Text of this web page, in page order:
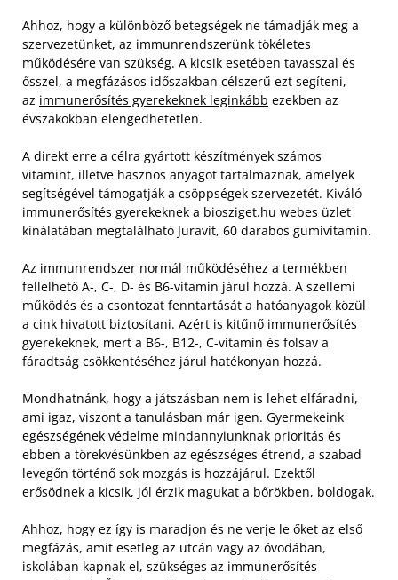
Ahhoz, hogy a különböző betegségek ne támadják meg a
szervezetünket, az immunrendszerünk tökéletes
működésére van szükség. A kicsik esetében tavasszal és
ősszel, a megfázásos időszakban célszerű ezt segíteni,
az immunerősítés gyerekeknek leginkább ezekben az
évszakokban elengedhetetlen.
A direkt erre a célra gyártott készítmények számos
vitamint, illetve hasznos anyagot tartalmaznak, amelyek
segítségével támogatják a csöppségek szervezetét. Kiváló
immunerősítés gyerekeknek a biosziget.hu webes üzlet
kínálatában megtalálható Juravit, 60 darabos gumivitamin.
Az immunrendszer normál működéséhez a termékben
fellelhető A-, C-, D- és B6-vitamin járul hozzá. A szellemi
működés és a csontozat fenntartását a hatóanyagok közül
a cink hivatott biztosítani. Azért is kitűnő immunerősítés
gyerekeknek, mert a B6-, B12-, C-vitamin és folsav a
fáradtság csökkentéséhez járul hatékonyan hozzá.
Mondhatnánk, hogy a játszásban nem is lehet elfáradni,
ami igaz, viszont a tanulásban már igen. Gyermekeink
egészségének védelme mindannyiunknak prioritás és
ebben a törekvésünkben az egészséges étrend, a szabad
levegőn történő sok mozgás is hozzájárul. Ezektől
erősödnek a kicsik, jól érzik magukat a bőrökben, boldogak.
Ahhoz, hogy ez így is maradjon és ne verje le őket az első
megfázás, amit esetleg az utcán vagy az óvodában,
iskolában kapnak el, szükséges az immunerősítés